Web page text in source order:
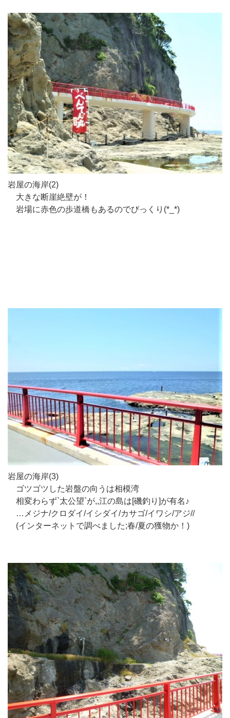
岩屋の海岸(2)
大きな断崖絶壁が！
岩場に赤色の歩道橋もあるのでびっくり(*_*)
岩屋の海岸(3)
ゴツゴツした岩盤の向うは相模湾
相変わらず`太公望`が,,江の島は[磯釣り]が有名♪
…メジナ/クロダイ/イシダイ/カサゴ/イワシ/アジ//
(インターネットで調べました;春/夏の獲物か！)